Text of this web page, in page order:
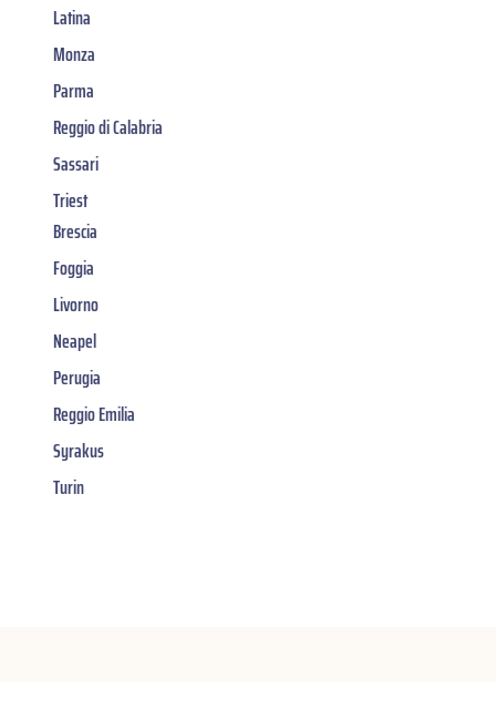
Latina
Monza
Parma
Reggio di Calabria
Sassari
Triest
Brescia
Foggia
Livorno
Neapel
Perugia
Reggio Emilia
Syrakus
Turin